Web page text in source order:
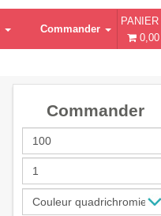
PANIER
0,00
Commander
Commander